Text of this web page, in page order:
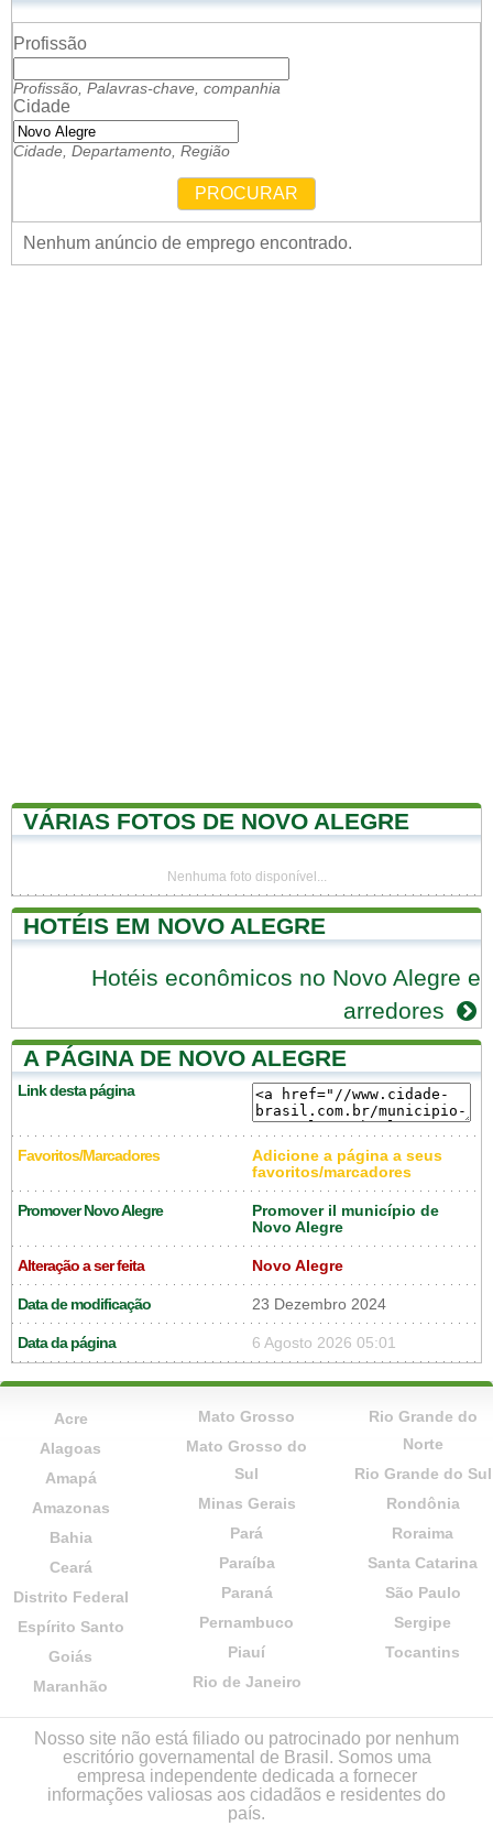
Profissão
Profissão, Palavras-chave, companhia
Cidade
Cidade, Departamento, Região
PROCURAR
Nenhum anúncio de emprego encontrado.
VÁRIAS FOTOS DE NOVO ALEGRE
Nenhuma foto disponível...
HOTÉIS EM NOVO ALEGRE
Hotéis econômicos no Novo Alegre e
arredores
A PÁGINA DE NOVO ALEGRE
Link desta página
Favoritos/Marcadores
Adicione a página a seus
favoritos/marcadores
Promover Novo Alegre
Promover il município de
Novo Alegre
Alteração a ser feita Novo Alegre
Data de modificação 23 Dezembro 2024
Data da página 6 Agosto 2026 05:01
Acre
Alagoas
Amapá
Amazonas
Bahia
Ceará
Distrito Federal
Espírito Santo
Goiás
Maranhão
Mato Grosso
Mato Grosso do
Sul
Minas Gerais
Pará
Paraíba
Paraná
Pernambuco
Piauí
Rio de Janeiro
Rio Grande do
Norte
Rio Grande do Sul
Rondônia
Roraima
Santa Catarina
São Paulo
Sergipe
Tocantins
Nosso site não está filiado ou patrocinado por nenhum
escritório governamental de Brasil. Somos uma
empresa independente dedicada a fornecer
informações valiosas aos cidadãos e residentes do
país.